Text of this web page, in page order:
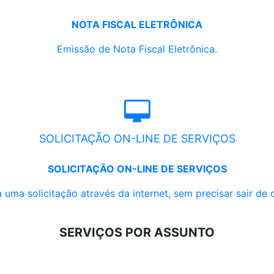
NOTA FISCAL ELETRÔNICA
Emissão de Nota Fiscal Eletrônica.
SOLICITAÇÃO ON-LINE DE SERVIÇOS
SOLICITAÇÃO ON-LINE DE SERVIÇOS
uma solicitação através da internet, sem precisar sair de
SERVIÇOS POR ASSUNTO